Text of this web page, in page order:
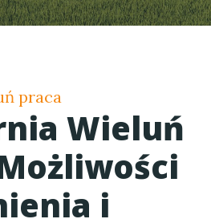
praca
Wieluń
i